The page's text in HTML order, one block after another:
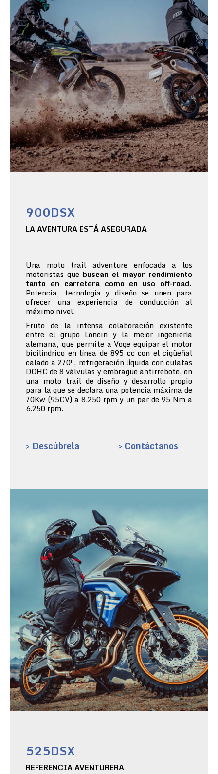
900DSX
LA AVENTURA ESTÁ ASEGURADA
Una moto trail adventure enfocada a los
motoristas que buscan el mayor rendimiento
tanto en carretera como en uso off-road.
Potencia, tecnología y diseño se unen para
ofrecer una experiencia de conducción al
máximo nivel.
Fruto de la intensa colaboración existente
entre el grupo Loncin y la mejor ingeniería
alemana, que permite a Voge equipar el motor
bicilíndrico en línea de 895 cc con el cigüeñal
calado a 270º, refrigeración líquida con culatas
DOHC de 8 válvulas y embrague antirrebote, en
una moto trail de diseño y desarrollo propio
para la que se declara una potencia máxima de
70Kw (95CV) a 8.250 rpm y un par de 95 Nm a
6.250 rpm.
> Descúbrela > Contáctanos
525DSX
REFERENCIA AVENTURERA